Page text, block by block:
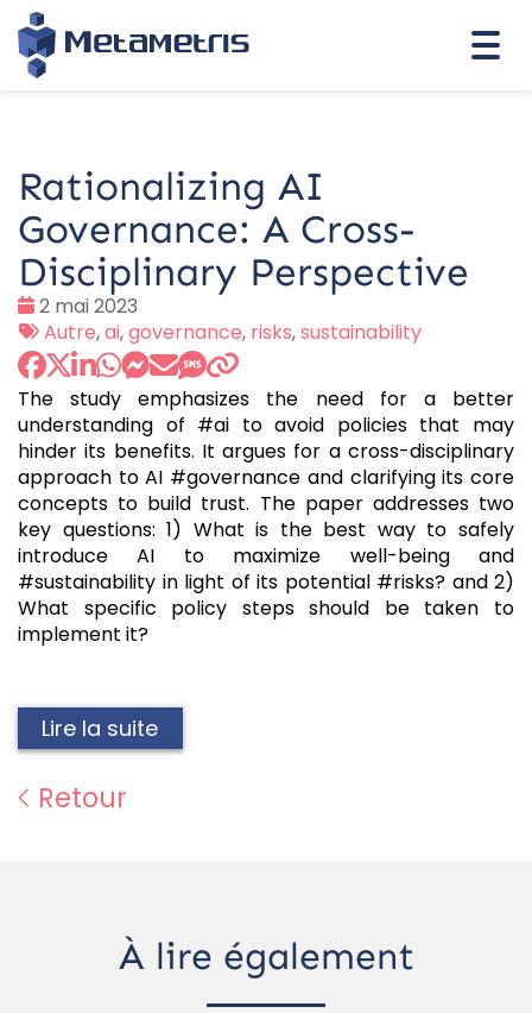
Rationalizing AI
Governance: A Cross-
Disciplinary Perspective
Date
:
2 mai 2023
Tags
:
Autre,ai,governance, risks,sustainability
The study emphasizes the need for a better
understanding of #ai to avoid policies that may
hinder its benefits. It argues for a cross-disciplinary
approach to AI #governance and clarifying its core
concepts to build trust. The paper addresses two
key questions: 1) What is the best way to safely
introduce AI to maximize well-being and
#sustainability in light of its potential #risks? and 2)
What specific policy steps should be taken to
implement it?
Lire la suite
Retour
À lire également